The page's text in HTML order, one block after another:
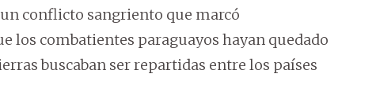
conflicto sangriento que marcó
los combatientes paraguayos hayan quedado
buscaban ser repartidas entre los países